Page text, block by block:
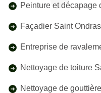
Peinture et décapage
Façadier Saint Ondras
Entreprise de
Nettoyage de toiture
Nettoyage de